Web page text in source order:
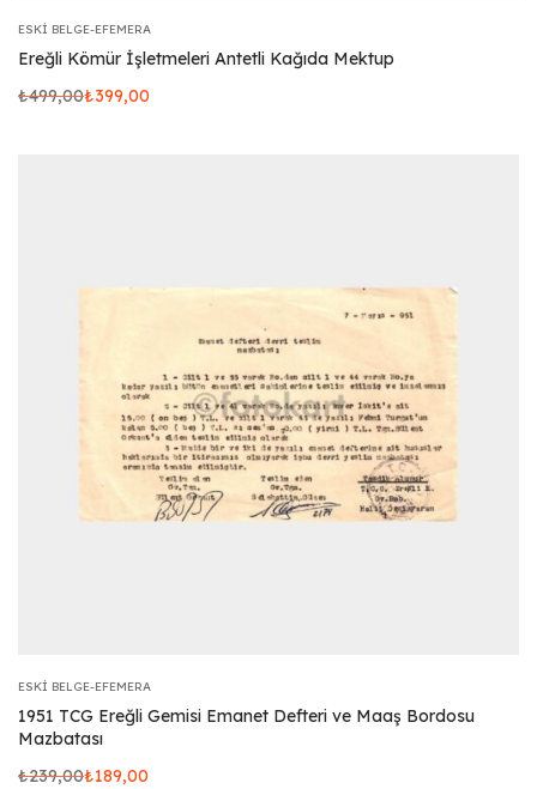
ESKI BELGE-EFEMERA
Ereğli Kömür İşletmeleri Antetli Kağıda Mektup
₺499,00₺399,00
ESKI BELGE-EFEMERA
1951 TCG Ereğli Gemisi Emanet Defteri ve Maaş Bordosu
Mazbatası
₺239,00₺189,00